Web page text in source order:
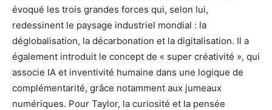
évoqué les trois grandes forces qui, selon lui,
redessinent le paysage industriel mondial : la
déglobalisation, la décarbonation et la digitalisation. Il a
également introduit le concept de « super créativité », qui
associe IA et inventivité humaine dans une logique de
complémentarité, grâce notamment aux jumeaux
numériques. Pour Taylor, la curiosité et la pensée